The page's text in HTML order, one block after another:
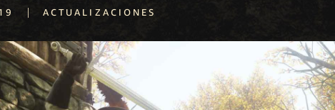
| ACTUALIZACIONES